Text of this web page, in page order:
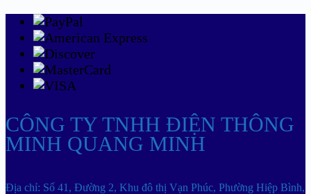
CÔNG TY TNHH ĐIỆN THÔNG
MINH QUANG MINH
Địa chỉ: Số 41, Đường 2, Khu đô thị Vạn Phúc, Phường Hiệp Bình,